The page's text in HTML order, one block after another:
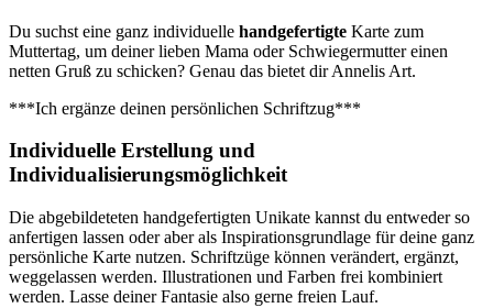
Du suchst eine ganz individuelle handgefertigte Karte zum
Muttertag, um deiner lieben Mama oder Schwiegermutter einen
netten Gruß zu schicken? Genau das bietet dir Annelis Art.
***Ich ergänze deinen persönlichen Schriftzug***
Individuelle Erstellung und
Individualisierungsmöglichkeit
Die abgebildeteten handgefertigten Unikate kannst du entweder so
anfertigen lassen oder aber als Inspirationsgrundlage für deine ganz
persönliche Karte nutzen. Schriftzüge können verändert, ergänzt,
weggelassen werden. Illustrationen und Farben frei kombiniert
werden. Lasse deiner Fantasie also gerne freien Lauf.